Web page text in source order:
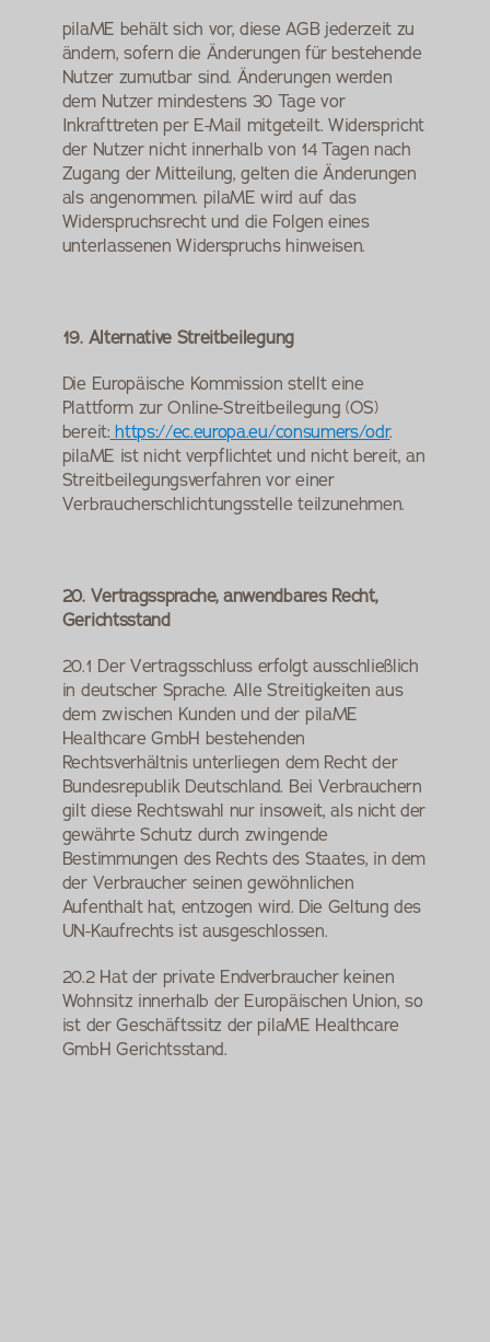
pilaME behält sich vor, diese AGB jederzeit zu
ändern, sofern die Änderungen für bestehende
Nutzer zumutbar sind. Änderungen werden
dem Nutzer mindestens 30 Tage vor
Inkrafttreten per E-Mail mitgeteilt. Widerspricht
der Nutzer nicht innerhalb von 14 Tagen nach
Zugang der Mitteilung, gelten die Änderungen
als angenommen. pilaME wird auf das
Widerspruchsrecht und die Folgen eines
unterlassenen Widerspruchs hinweisen.
19. Alternative Streitbeilegung
Die Europäische Kommission stellt eine
Plattform zur Online-Streitbeilegung (OS)
bereit: https://ec.europa.eu/consumers/odr.
pilaME ist nicht verpflichtet und nicht bereit, an
Streitbeilegungsverfahren vor einer
Verbraucherschlichtungsstelle teilzunehmen.
20. Vertragssprache, anwendbares Recht,
Gerichtsstand
20.1 Der Vertragsschluss erfolgt ausschließlich
in deutscher Sprache. Alle Streitigkeiten aus
dem zwischen Kunden und der pilaME
Healthcare GmbH bestehenden
Rechtsverhältnis unterliegen dem Recht der
Bundesrepublik Deutschland. Bei Verbrauchern
gilt diese Rechtswahl nur insoweit, als nicht der
gewährte Schutz durch zwingende
Bestimmungen des Rechts des Staates, in dem
der Verbraucher seinen gewöhnlichen
Aufenthalt hat, entzogen wird. Die Geltung des
UN-Kaufrechts ist ausgeschlossen.
20.2 Hat der private Endverbraucher keinen
Wohnsitz innerhalb der Europäischen Union, so
ist der Geschäftssitz der pilaME Healthcare
GmbH Gerichtsstand.